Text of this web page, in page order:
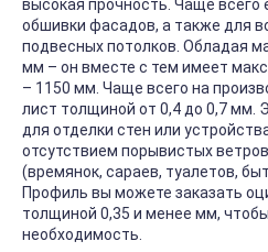
высокая прочность. Чаще всего
обшивки фасадов, а также для
подвесных потолков. Обладая
мм – он вместе с тем имеет
– 1150 мм. Чаще всего на
лист толщиной от 0,4 до 0,7
для отделки стен или
отсутствием порывистых
(времянок, сараев, туалетов,
Профиль вы можете заказать
толщиной 0,35 и менее мм,
необходимость.